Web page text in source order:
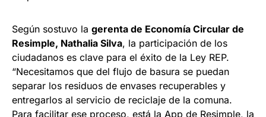
Según sostuvo la gerenta de Economía Circular de
Resimple, Nathalia Silva, la participación de los
ciudadanos es clave para el éxito de la Ley REP.
“Necesitamos que del flujo de basura se puedan
separar los residuos de envases recuperables y
entregarlos al servicio de reciclaje de la comuna.
Para facilitar ese proceso, está la App de Resimple, la